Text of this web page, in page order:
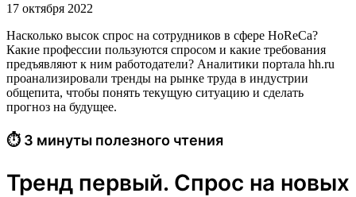
17 октября 2022
Насколько высок спрос на сотрудников в сфере HoReCa?
Какие профессии пользуются спросом и какие требования
предъявляют к ним работодатели? Аналитики портала hh.ru
проанализировали тренды на рынке труда в индустрии
общепита, чтобы понять текущую ситуацию и сделать
прогноз на будущее.
⏱ 3 минуты полезного чтения
Тренд первый. Спрос на новых